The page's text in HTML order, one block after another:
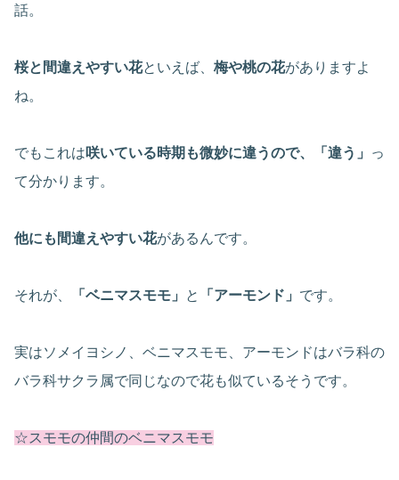
話。
桜と間違えやすい花といえば、 梅や桃の花がありますよ
ね。
でもこれは咲いている時期も微妙に違うので、「違う」
っ
て分かります。
他にも間違えやすい花があるんです。
それが、 「ベニマスモモ」 と 「アーモンド」 です。
実はソメイヨシノ、ベニマスモモ、アーモンドはバラ科の
バラ科サクラ属で同じなので花も似ているそうです。
☆スモモの仲間のベニマスモモ